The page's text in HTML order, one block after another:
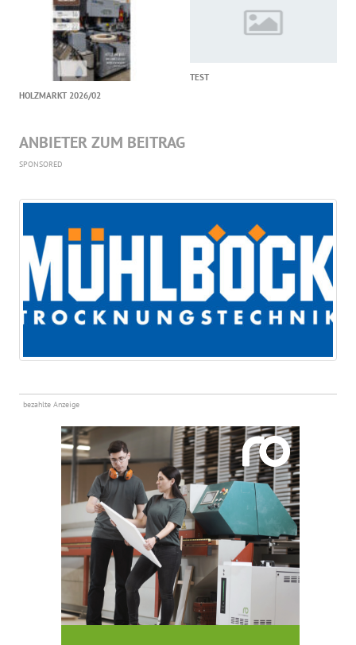
HOLZMARKT 2026/02
TEST
ANBIETER ZUM BEITRAG
SPONSORED
bezahlte Anzeige